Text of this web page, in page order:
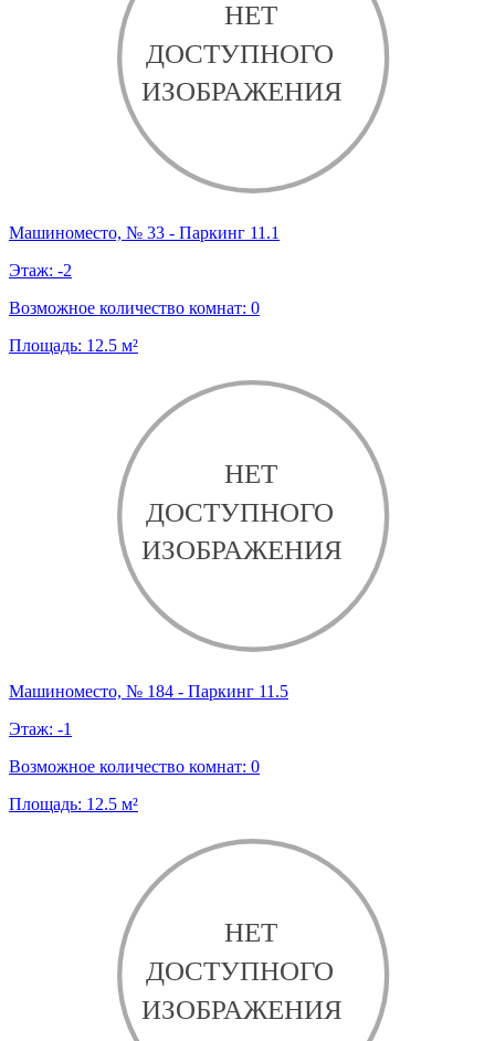
Машиноместо, № 33 - Паркинг 11.1
Этаж: -2
Возможное количество комнат: 0
Площадь: 12.5 м²
Машиноместо, № 184 - Паркинг 11.5
Этаж: -1
Возможное количество комнат: 0
Площадь: 12.5 м²